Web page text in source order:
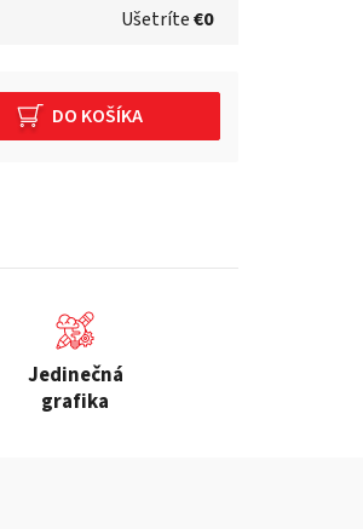
Ušetríte€0
DO KOŠÍKA
Jedinečná
grafika